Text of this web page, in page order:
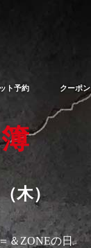
ト予約 クーポン
木）
＆ZONEの日